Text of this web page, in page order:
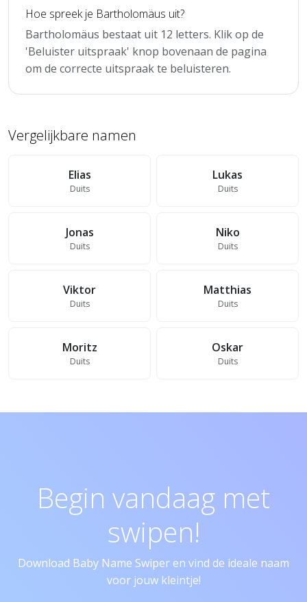
Hoe spreek je Bartholomäus uit?
Bartholomäus bestaat uit 12 letters. Klik op de
'Beluister uitspraak' knop bovenaan de pagina
om de correcte uitspraak te beluisteren.
Vergelijkbare namen
Elias
Duits
Lukas
Duits
Jonas
Duits
Niko
Duits
Viktor
Duits
Matthias
Duits
Moritz
Duits
Oskar
Duits
Begin vandaag met
swipen!
Download Baby Name Swiper en vind de ideale naam
voor jouw kleintje!